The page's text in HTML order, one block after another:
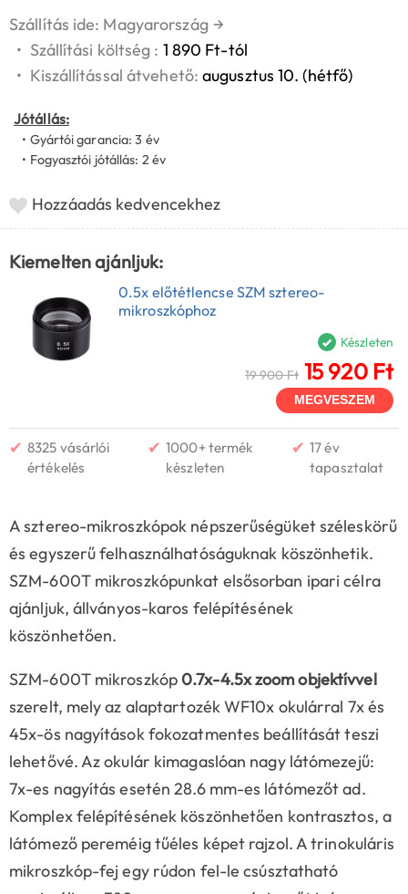
Szállítás ide: Magyarország →
• Szállítási költség : 1 890 Ft-tól
• Kiszállítással átvehető:augusztus 10. (hétfő)
Jótállás:
• Gyártói garancia: 3 év
• Fogyasztói jótállás: 2 év
Hozzáadás kedvencekhez
Kiemelten ajánljuk:
0.5x előtétlencse SZM sztereo-
mikroszkóphoz
Készleten
19 900 Ft 15 920 Ft
MEGVESZEM
✔ 8325 vásárlói
értékelés
✔ 1000+ termék
készleten
✔ 17 év
tapasztalat
A sztereo-mikroszkópok népszerűségüket széleskörű
és egyszerű felhasználhatóságuknak köszönhetik.
SZM-600T mikroszkópunkat elsősorban ipari célra
ajánljuk, állványos-karos felépítésének
köszönhetően.
SZM-600T mikroszkóp0.7x-4.5x zoom objektívvel
szerelt, mely az alaptartozék WF10x okulárral 7x és
45x-ös nagyítások fokozatmentes beállítását teszi
lehetővé. Az okulár kimagaslóan nagy látómezejű:
7x-es nagyítás esetén 28.6 mm-es látómezőt ad.
Komplex felépítésének köszönhetően kontrasztos, a
látómező pereméig tűéles képet rajzol. A trinokuláris
mikroszkóp-fej egy rúdon fel-le csúsztatható